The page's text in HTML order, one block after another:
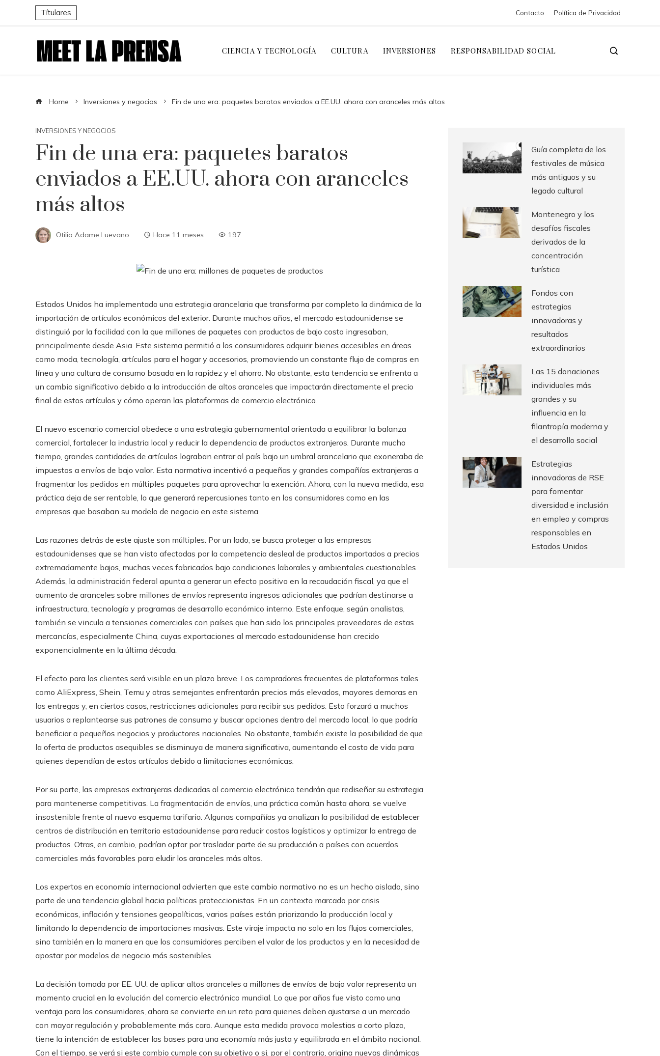
Títulares Contacto Política de Privacidad
CIENCIA Y TECNOLOGÍA CULTURA INVERSIONES RESPONSABILIDAD SOCIAL
Home Inversiones y negocios Fin de una era: paquetes baratos enviados a EE.UU. ahora con aranceles más altos
INVERSIONES Y NEGOCIOS
Fin de una era: paquetes baratos
enviados a EE.UU. ahora con aranceles
más altos
Otilia Adame Luevano Hace 11 meses 197
Estados Unidos ha implementado una estrategia arancelaria que transforma por completo la dinámica de la
importación de artículos económicos del exterior. Durante muchos años, el mercado estadounidense se
distinguió por la facilidad con la que millones de paquetes con productos de bajo costo ingresaban,
principalmente desde Asia. Este sistema permitió a los consumidores adquirir bienes accesibles en áreas
como moda, tecnología, artículos para el hogar y accesorios, promoviendo un constante flujo de compras en
línea y una cultura de consumo basada en la rapidez y el ahorro. No obstante, esta tendencia se enfrenta a
un cambio significativo debido a la introducción de altos aranceles que impactarán directamente el precio
final de estos artículos y cómo operan las plataformas de comercio electrónico.
El nuevo escenario comercial obedece a una estrategia gubernamental orientada a equilibrar la balanza
comercial, fortalecer la industria local y reducir la dependencia de productos extranjeros. Durante mucho
tiempo, grandes cantidades de artículos lograban entrar al país bajo un umbral arancelario que exoneraba de
impuestos a envíos de bajo valor. Esta normativa incentivó a pequeñas y grandes compañías extranjeras a
fragmentar los pedidos en múltiples paquetes para aprovechar la exención. Ahora, con la nueva medida, esa
práctica deja de ser rentable, lo que generará repercusiones tanto en los consumidores como en las
empresas que basaban su modelo de negocio en este sistema.
Las razones detrás de este ajuste son múltiples. Por un lado, se busca proteger a las empresas
estadounidenses que se han visto afectadas por la competencia desleal de productos importados a precios
extremadamente bajos, muchas veces fabricados bajo condiciones laborales y ambientales cuestionables.
Además, la administración federal apunta a generar un efecto positivo en la recaudación fiscal, ya que el
aumento de aranceles sobre millones de envíos representa ingresos adicionales que podrían destinarse a
infraestructura, tecnología y programas de desarrollo económico interno. Este enfoque, según analistas,
también se vincula a tensiones comerciales con países que han sido los principales proveedores de estas
mercancías, especialmente China, cuyas exportaciones al mercado estadounidense han crecido
exponencialmente en la última década.
El efecto para los clientes será visible en un plazo breve. Los compradores frecuentes de plataformas tales
como AliExpress, Shein, Temu y otras semejantes enfrentarán precios más elevados, mayores demoras en
las entregas y, en ciertos casos, restricciones adicionales para recibir sus pedidos. Esto forzará a muchos
usuarios a replantearse sus patrones de consumo y buscar opciones dentro del mercado local, lo que podría
beneficiar a pequeños negocios y productores nacionales. No obstante, también existe la posibilidad de que
la oferta de productos asequibles se disminuya de manera significativa, aumentando el costo de vida para
quienes dependían de estos artículos debido a limitaciones económicas.
Por su parte, las empresas extranjeras dedicadas al comercio electrónico tendrán que rediseñar su estrategia
para mantenerse competitivas. La fragmentación de envíos, una práctica común hasta ahora, se vuelve
insostenible frente al nuevo esquema tarifario. Algunas compañías ya analizan la posibilidad de establecer
centros de distribución en territorio estadounidense para reducir costos logísticos y optimizar la entrega de
productos. Otras, en cambio, podrían optar por trasladar parte de su producción a países con acuerdos
comerciales más favorables para eludir los aranceles más altos.
Los expertos en economía internacional advierten que este cambio normativo no es un hecho aislado, sino
parte de una tendencia global hacia políticas proteccionistas. En un contexto marcado por crisis
económicas, inflación y tensiones geopolíticas, varios países están priorizando la producción local y
limitando la dependencia de importaciones masivas. Este viraje impacta no solo en los flujos comerciales,
sino también en la manera en que los consumidores perciben el valor de los productos y en la necesidad de
apostar por modelos de negocio más sostenibles.
La decisión tomada por EE. UU. de aplicar altos aranceles a millones de envíos de bajo valor representa un
momento crucial en la evolución del comercio electrónico mundial. Lo que por años fue visto como una
ventaja para los consumidores, ahora se convierte en un reto para quienes deben ajustarse a un mercado
con mayor regulación y probablemente más caro. Aunque esta medida provoca molestias a corto plazo,
tiene la intención de establecer las bases para una economía más justa y equilibrada en el ámbito nacional.
Con el tiempo, se verá si este cambio cumple con su objetivo o si, por el contrario, origina nuevas dinámicas
Guía completa de los
festivales de música
más antiguos y su
legado cultural
Montenegro y los
desafíos fiscales
derivados de la
concentración
turística
Fondos con
estrategias
innovadoras y
resultados
extraordinarios
Las 15 donaciones
individuales más
grandes y su
influencia en la
filantropía moderna y
el desarrollo social
Estrategias
innovadoras de RSE
para fomentar
diversidad e inclusión
en empleo y compras
responsables en
Estados Unidos